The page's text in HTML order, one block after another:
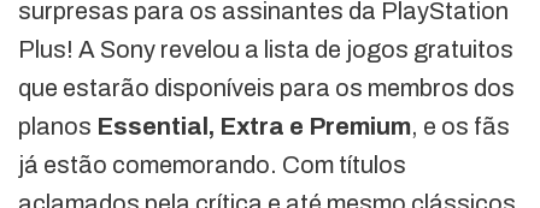
surpresas para os assinantes da PlayStation
Plus! A Sony revelou a lista de jogos gratuitos
que estarão disponíveis para os membros dos
planos Essential, Extra e Premium, e os fãs
já estão comemorando. Com títulos
aclamados pela crítica e até mesmo clássicos